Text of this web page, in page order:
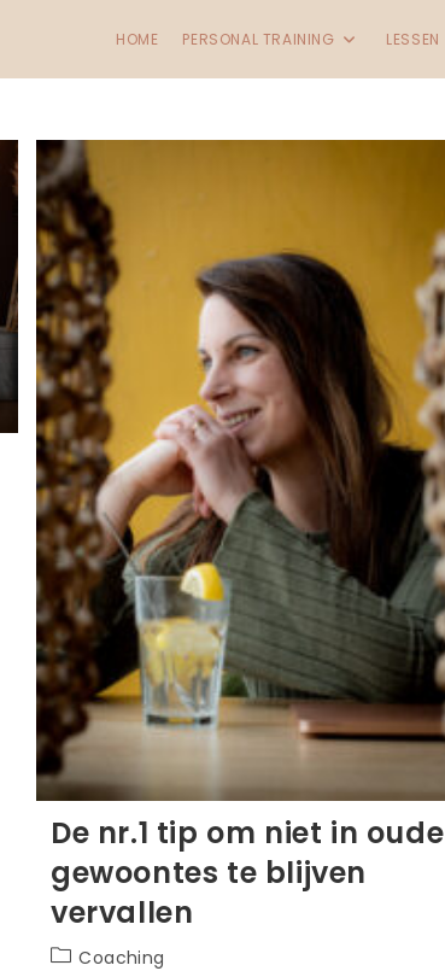
HOME PERSONAL TRAINING LESSEN
De nr.1 tip om niet in oude
gewoontes te blijven
vervallen
Berichtcategorie:
Coaching